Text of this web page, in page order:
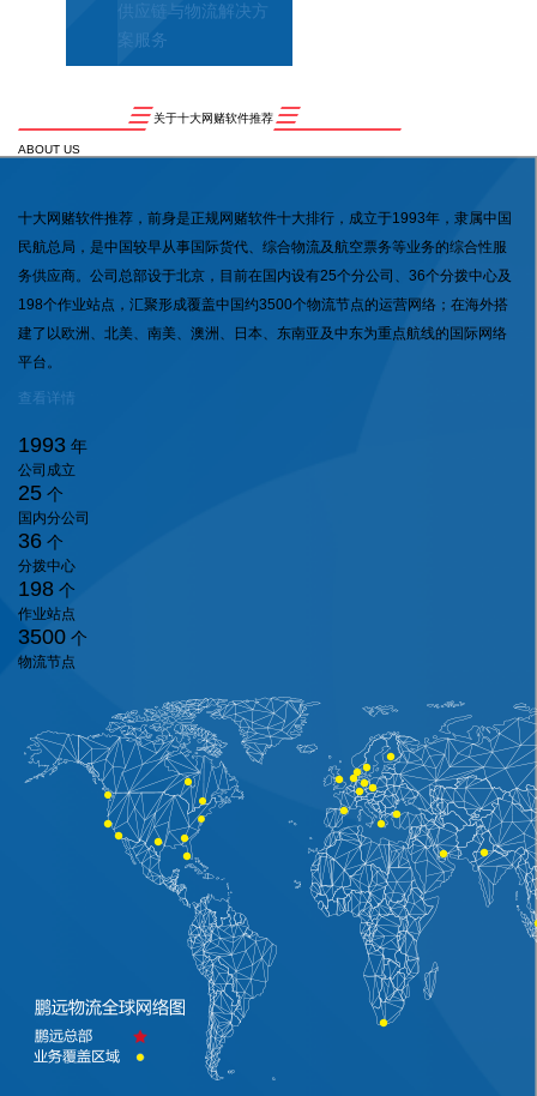
供应链与物流解决方
案服务
关于十大网赌软件推荐
ABOUT US
十大网赌软件推荐，前身是正规网赌软件十大排行，成立于1993年，隶属中国
民航总局，是中国较早从事国际货代、综合物流及航空票务等业务的综合性服
务供应商。公司总部设于北京，目前在国内设有25个分公司、36个分拨中心及
198个作业站点，汇聚形成覆盖中国约3500个物流节点的运营网络；在海外搭
建了以欧洲、北美、南美、澳洲、日本、东南亚及中东为重点航线的国际网络
平台。
查看详情
1993 年
公司成立
25 个
国内分公司
36 个
分拨中心
198 个
作业站点
3500 个
物流节点